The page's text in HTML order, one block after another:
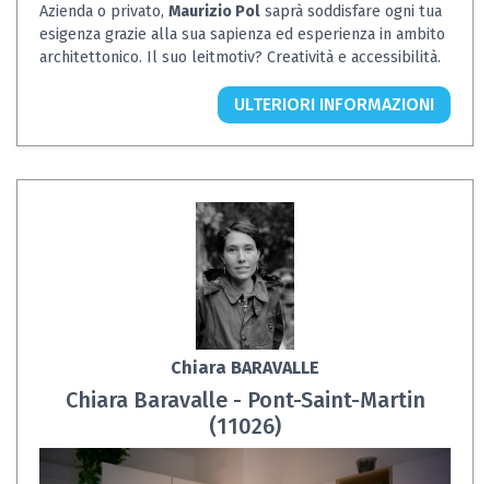
Azienda o privato, Maurizio Pol saprà soddisfare ogni tua
esigenza grazie alla sua sapienza ed esperienza in ambito
architettonico. Il suo leitmotiv? Creatività e accessibilità.
ULTERIORI INFORMAZIONI
Chiara BARAVALLE
Chiara Baravalle - Pont-Saint-Martin
(11026)